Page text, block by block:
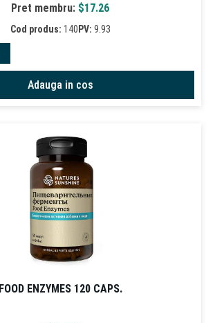
Pret membru: $17.26
Cod produs: 140 PV: 9.93
Adauga in cos
FOOD ENZYMES 120 CAPS.